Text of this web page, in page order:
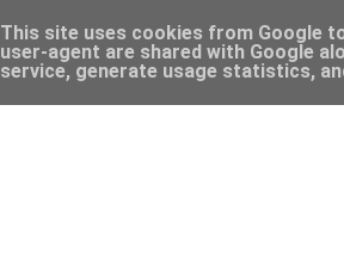
This site uses cookies from Google
user-agent are shared with Google
service, generate usage statistics,